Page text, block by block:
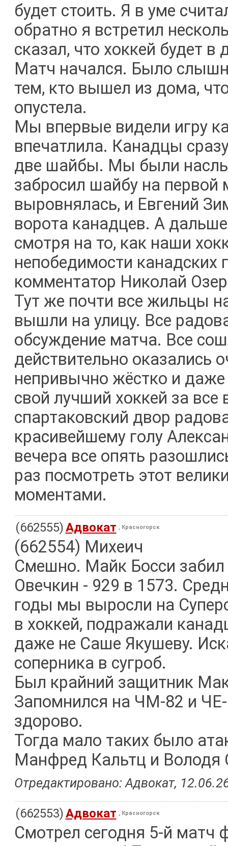
будет стоить. Я в уме
обратно я встретил
сказал, что хоккей будет в
Матч начался. Было
тем, кто вышел из дома,
опустела.
Мы впервые видели игру
впечатлила. Канадцы
две шайбы. Мы были
забросил шайбу на первой
выровнялась, и Евгений
ворота канадцев. А
смотря на то, как наши
непобедимости канадских
комментатор Николай
Тут же почти все жильцы
вышли на улицу. Все
обсуждение матча. Все
действительно оказались
непривычно жёстко и
свой лучший хоккей за
спартаковский двор
красивейшему голу
вечера все опять
раз посмотреть этот
моментами.
(662555)Адвокат , Красногорск
(662554) Михеич
Смешно. Майк Босси
Овечкин - 929 в 1573.
годы мы выросли на
в хоккей, подражали
даже не Саше Якушеву.
соперника в сугроб.
Был крайний защитник
Запомнился на ЧМ-82 и
здорово.
Тогда мало таких было
Манфред Кальтц и Володя
Отредактировано: Адвокат,
(662553)Адвокат , Красногорск
Смотрел сегодня 5-й матч